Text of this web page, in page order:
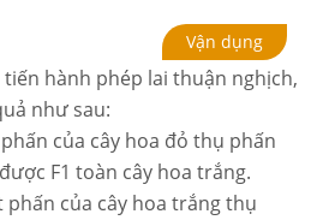
Vận dụng
hành phép lai thuận nghịch,
như sau:
của cây hoa đỏ thụ phấn
F1 toàn cây hoa trắng.
phấn của cây hoa trắng thụ